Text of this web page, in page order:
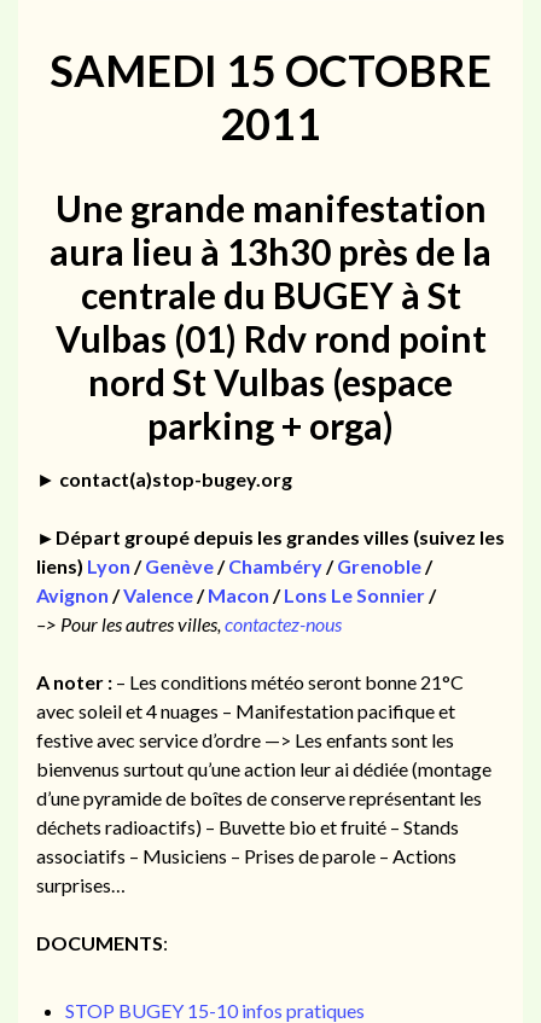
SAMEDI 15 OCTOBRE
2011
Une grande manifestation
aura lieu à 13h30 près de la
centrale du BUGEY à St
Vulbas (01) Rdv rond point
nord St Vulbas (espace
parking + orga)
► contact(a)stop-bugey.org
►Départ groupé depuis les grandes villes (suivez les
liens) Lyon /Genève/Chambéry/Grenoble/
Avignon /Valence/Macon /Lons Le Sonnier/
–> Pour les autres villes,contactez-nous
A noter : – Les conditions météo seront bonne 21°C
avec soleil et 4 nuages – Manifestation pacifique et
festive avec service d’ordre —> Les enfants sont les
bienvenus surtout qu’une action leur ai dédiée (montage
d’une pyramide de boîtes de conserve représentant les
déchets radioactifs) – Buvette bio et fruité – Stands
associatifs – Musiciens – Prises de parole – Actions
surprises…
DOCUMENTS:
STOP BUGEY 15-10 infos pratiques